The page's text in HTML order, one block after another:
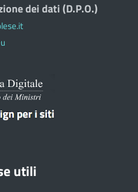
dei dati (D.P.O.)
utili